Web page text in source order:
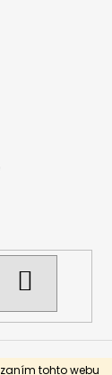
tohto webu